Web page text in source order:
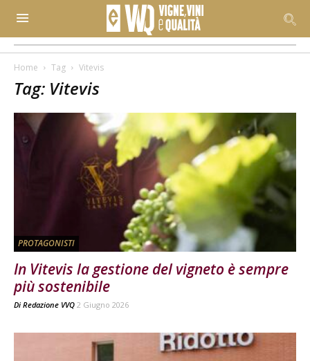
Home Tag Vitevis
Tag: Vitevis
PROTAGONISTI
In Vitevis la gestione del vigneto è sempre
più sostenibile
Di Redazione VVQ 2 Giugno 2026